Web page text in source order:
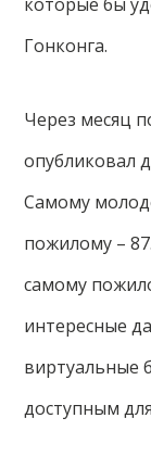
Гонконга.
Через месяц
опубликовал
Самому
пожилому –
самому
интересные
виртуальные
доступным